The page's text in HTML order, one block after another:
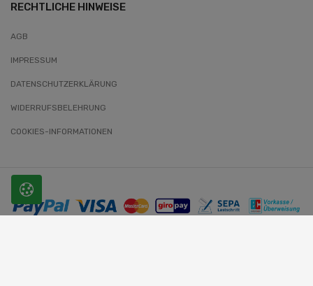
RECHTLICHE HINWEISE
AGB
IMPRESSUM
DATENSCHUTZERKLÄRUNG
WIDERRUFSBELEHRUNG
COOKIES-INFORMATIONEN